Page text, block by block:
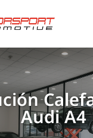
Audi A4